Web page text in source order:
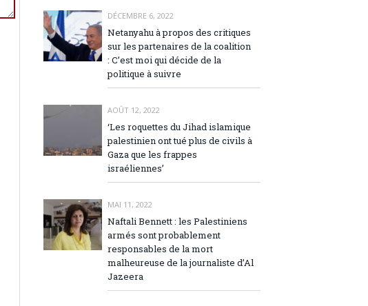
DÉCEMBRE 6, 2022
Netanyahu à propos des critiques
sur les partenaires de la coalition
: C’est moi qui décide de la
politique à suivre
AOÛT 12, 2022
‘Les roquettes du Jihad islamique
palestinien ont tué plus de civils à
Gaza que les frappes
israéliennes’
MAI 11, 2022
Naftali Bennett : les Palestiniens
armés sont probablement
responsables de la mort
malheureuse de la journaliste d’Al
Jazeera